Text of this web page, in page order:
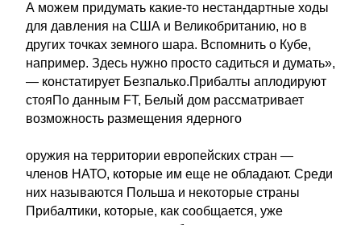
А можем придумать какие-то нестандартные ходы
для давления на США и Великобританию, но в
других точках земного шара. Вспомнить о Кубе,
например. Здесь нужно просто садиться и думать»,
— констатирует Безпалько.Прибалты аплодируют
стояПо данным FT, Белый дом рассматривает
возможность размещения ядерного
оружия на территории европейских стран —
членов НАТО, которые им еще не обладают. Среди
них называются Польша и некоторые страны
Прибалтики, которые, как сообщается, уже